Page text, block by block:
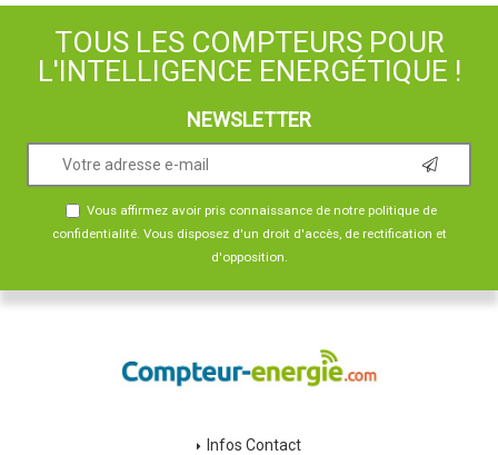
TOUS LES COMPTEURS POUR
L'INTELLIGENCE ENERGÉTIQUE !
NEWSLETTER
Vous affirmez avoir pris connaissance de notre politique de
confidentialité. Vous disposez d'un droit d'accès, de rectification et
d'opposition.
Infos Contact